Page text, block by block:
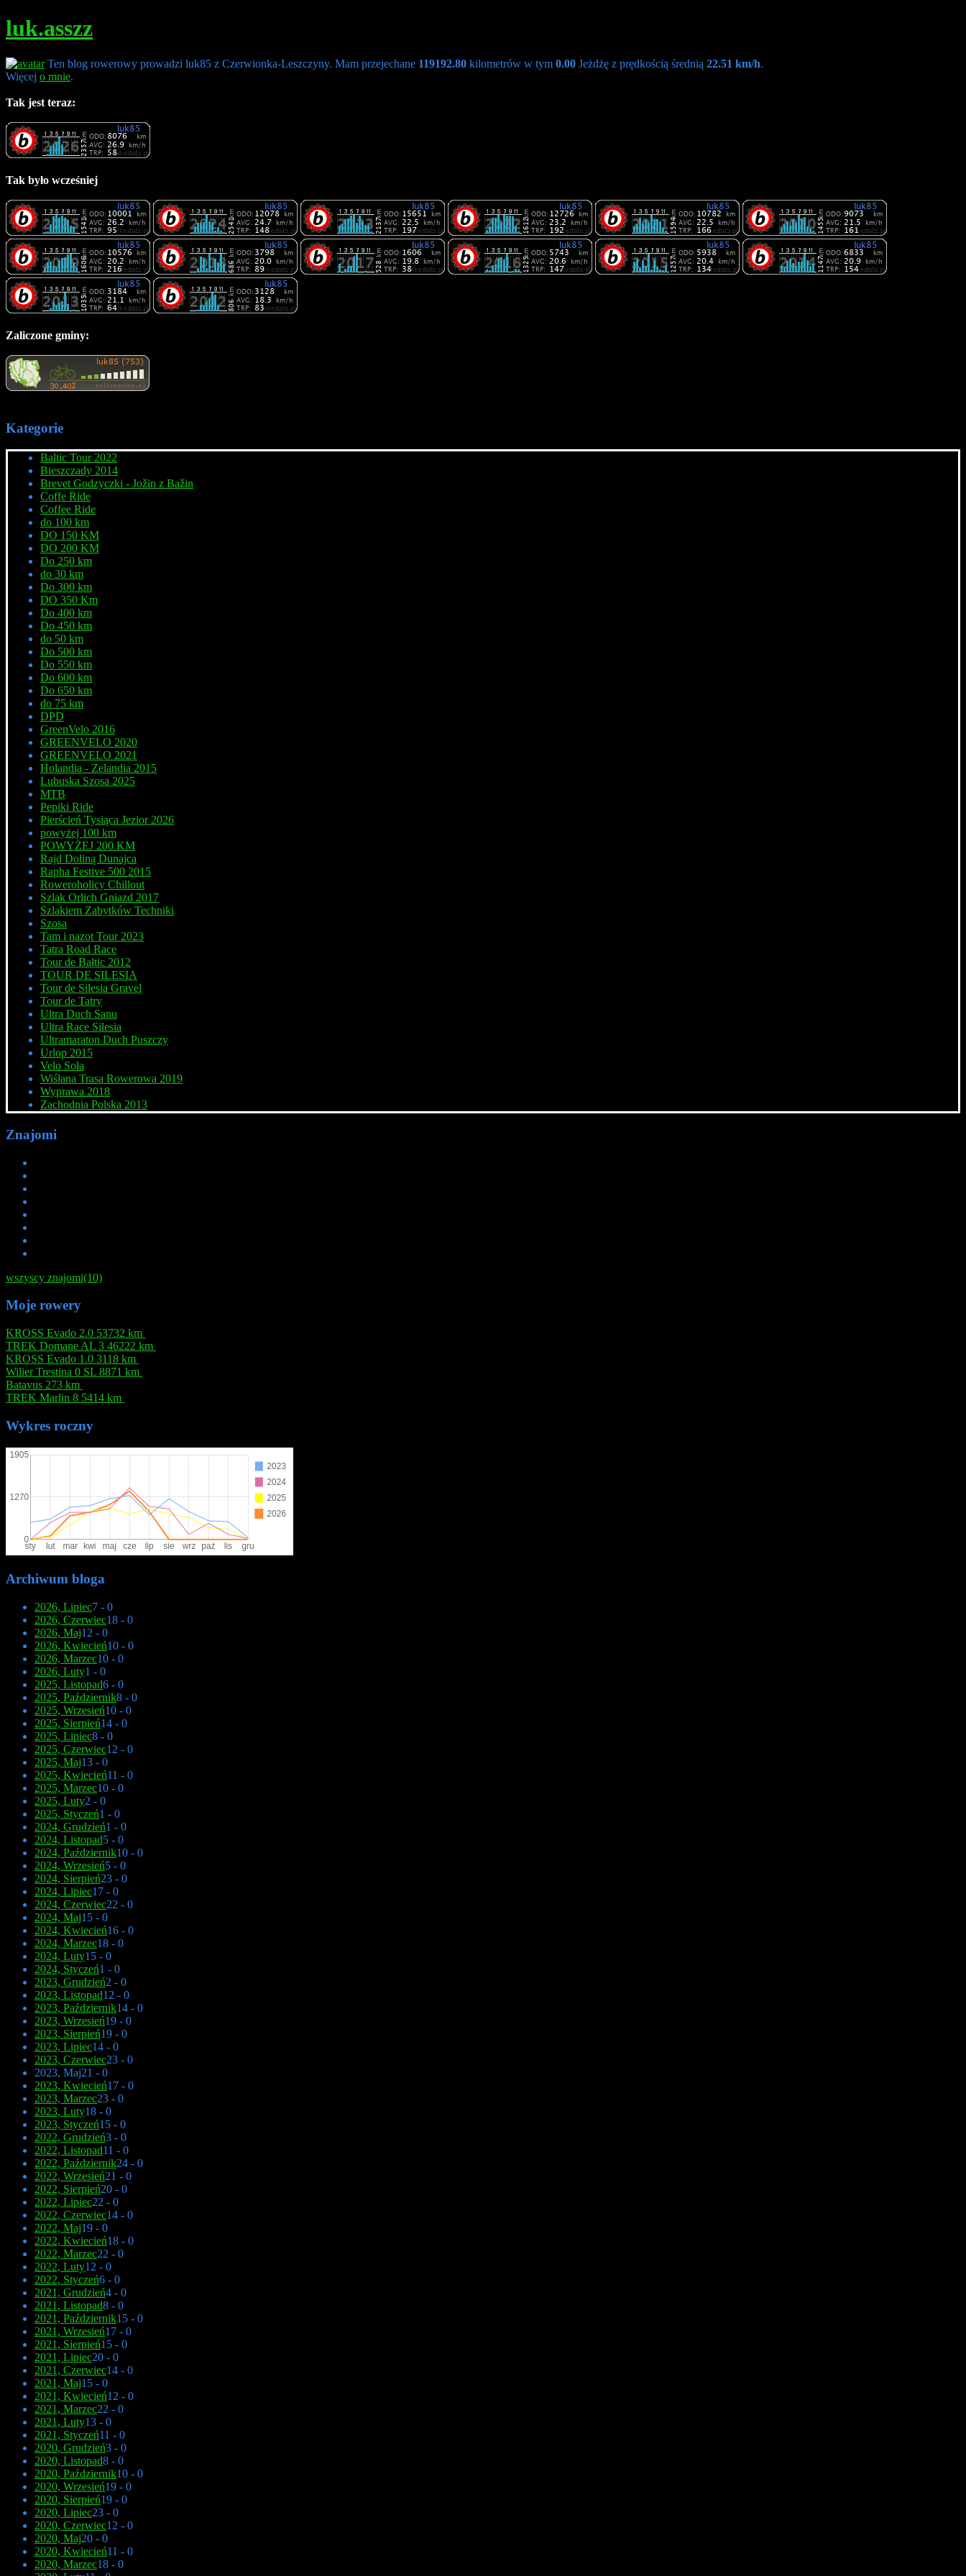
luk.asszz
Ten blog rowerowy prowadzi luk85 z Czerwionka-Leszczyny. Mam przejechane 119192.80 kilometrów w tym 0.00 Jeżdżę z prędkością średnią 22.51 km/h.
Więcej o mnie.
Tak jest teraz:
Tak było wcześniej
Zaliczone gminy:
Kategorie
Baltic Tour 2022
Bieszczady 2014
Brevet Godzyczki - Jožin z Bažin
Coffe Ride
Coffee Ride
do 100 km
DO 150 KM
DO 200 KM
Do 250 km
do 30 km
Do 300 km
DO 350 Km
Do 400 km
Do 450 km
do 50 km
Do 500 km
Do 550 km
Do 600 km
Do 650 km
do 75 km
DPD
GreenVelo 2016
GREENVELO 2020
GREENVELO 2021
Holandia - Zelandia 2015
Lubuska Szosa 2025
MTB
Pepiki Ride
Pierścień Tysiąca Jezior 2026
powyżej 100 km
POWYŻEJ 200 KM
Rajd Doliną Dunajca
Rapha Festive 500 2015
Roweroholicy Chillout
Szlak Orlich Gniazd 2017
Szlakiem Zabytków Techniki
Szosa
Tam i nazot Tour 2023
Tatra Road Race
Tour de Bałtic 2012
TOUR DE SILESIA
Tour de Silesia Gravel
Tour de Tatry
Ultra Duch Sanu
Ultra Race Silesia
Ultramaraton Duch Puszczy
Urlop 2015
Velo Soła
Wiślana Trasa Rowerowa 2019
Wyprawa 2018
Zachodnia Polska 2013
Znajomi
wszyscy znajomi(10)
Moje rowery
KROSS Evado 2.0 53732 km
TREK Domane AL 3 46222 km
KROSS Evado 1.0 3118 km
Wilier Trestina 0 SL 8871 km
Batavus 273 km
TREK Marlin 8 5414 km
Wykres roczny
Archiwum bloga
2026, Lipiec7 - 0
2026, Czerwiec18 - 0
2026, Maj12 - 0
2026, Kwiecień10 - 0
2026, Marzec10 - 0
2026, Luty1 - 0
2025, Listopad6 - 0
2025, Październik8 - 0
2025, Wrzesień10 - 0
2025, Sierpień14 - 0
2025, Lipiec8 - 0
2025, Czerwiec12 - 0
2025, Maj13 - 0
2025, Kwiecień11 - 0
2025, Marzec10 - 0
2025, Luty2 - 0
2025, Styczeń1 - 0
2024, Grudzień1 - 0
2024, Listopad5 - 0
2024, Październik10 - 0
2024, Wrzesień5 - 0
2024, Sierpień23 - 0
2024, Lipiec17 - 0
2024, Czerwiec22 - 0
2024, Maj15 - 0
2024, Kwiecień16 - 0
2024, Marzec18 - 0
2024, Luty15 - 0
2024, Styczeń1 - 0
2023, Grudzień2 - 0
2023, Listopad12 - 0
2023, Październik14 - 0
2023, Wrzesień19 - 0
2023, Sierpień19 - 0
2023, Lipiec14 - 0
2023, Czerwiec23 - 0
2023, Maj21 - 0
2023, Kwiecień17 - 0
2023, Marzec23 - 0
2023, Luty18 - 0
2023, Styczeń15 - 0
2022, Grudzień3 - 0
2022, Listopad11 - 0
2022, Październik24 - 0
2022, Wrzesień21 - 0
2022, Sierpień20 - 0
2022, Lipiec22 - 0
2022, Czerwiec14 - 0
2022, Maj19 - 0
2022, Kwiecień18 - 0
2022, Marzec22 - 0
2022, Luty12 - 0
2022, Styczeń6 - 0
2021, Grudzień4 - 0
2021, Listopad8 - 0
2021, Październik15 - 0
2021, Wrzesień17 - 0
2021, Sierpień15 - 0
2021, Lipiec20 - 0
2021, Czerwiec14 - 0
2021, Maj15 - 0
2021, Kwiecień12 - 0
2021, Marzec22 - 0
2021, Luty13 - 0
2021, Styczeń11 - 0
2020, Grudzień3 - 0
2020, Listopad8 - 0
2020, Październik10 - 0
2020, Wrzesień19 - 0
2020, Sierpień19 - 0
2020, Lipiec23 - 0
2020, Czerwiec12 - 0
2020, Maj20 - 0
2020, Kwiecień11 - 0
2020, Marzec18 - 0